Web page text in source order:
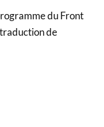
du Front
traduction de